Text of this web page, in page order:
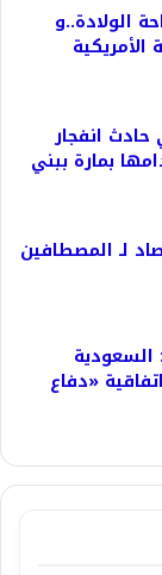
الولادة..و
في حادث انفجار
بمارة ببني
لـ المصطافين
السعودية
«دفاع